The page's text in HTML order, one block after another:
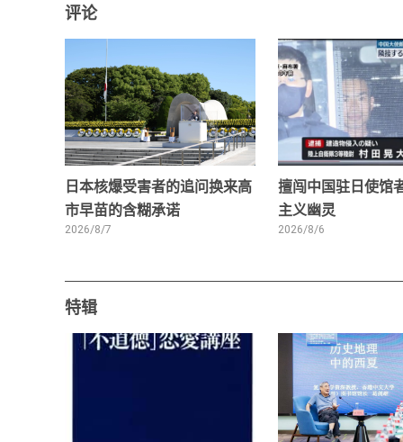
评论
日本核爆受害者的追问换来高
市早苗的含糊承诺
2026/8/7
擅闯中国驻日使馆
主义幽灵
2026/8/6
特辑